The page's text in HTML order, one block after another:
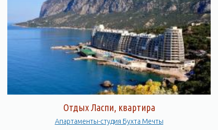
Отдых Ласпи, квартира
Апартаменты-студия Бухта Мечты